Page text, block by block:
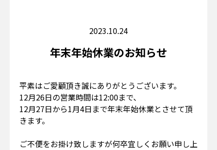
2023.10.24
年末年始休業のお知らせ
平素はご愛顧頂き誠にありがとうございます。
12月26日の営業時間は12:00まで、
12月27日から1月4日まで年末年始休業とさせて頂
きます。
ご不便をお掛け致しますが何卒宜しくお願い申し上